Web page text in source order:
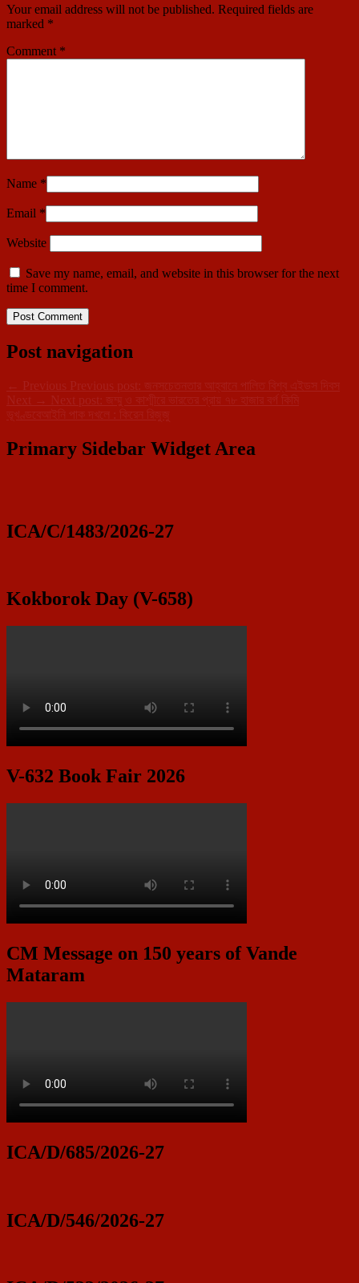
Your email address will not be published. Required fields are
marked *
Comment *
Name *
Email *
Website
Save my name, email, and website in this browser for the next
time I comment.
Post navigation
← Previous Previous post:
জনসচেতনতার আহ্বানে পালিত বিশ্ব এইডস দিবস
Next → Next post:
জম্মু ও কাশ্মীরে ভারতের প্রায় ৭৮ হাজার বর্গ কিমি
ভূখণ্ডবেআইনি পাক দখলে : কিরেন রিজুজু
Primary Sidebar Widget Area
ICA/C/1483/2026-27
Kokborok Day (V-658)
V-632 Book Fair 2026
CM Message on 150 years of Vande
Mataram
ICA/D/685/2026-27
ICA/D/546/2026-27